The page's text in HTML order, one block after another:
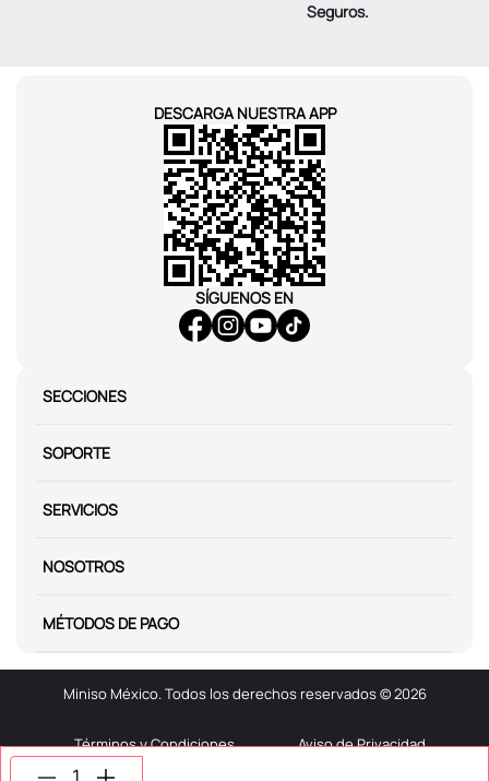
Seguros.
DESCARGA NUESTRA APP
SÍGUENOS EN
SECCIONES
SOPORTE
SERVICIOS
NOSOTROS
MÉTODOS DE PAGO
Miniso México. Todos los derechos reservados © 2026
Términos y Condiciones Aviso de Privacidad